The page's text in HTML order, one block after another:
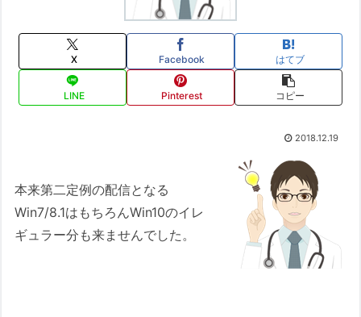
X Facebook はてブ
LINE Pinterest コピー
2018.12.19
本来第二定例の配信となる
Win7/8.1はもちろんWin10のイレ
ギュラー分も来ませんでした。